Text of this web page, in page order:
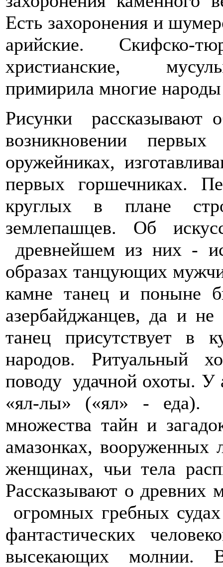
Есть захоронения и
арийские. Скифско-
христианские,
примирила многие
Рисунки рассказывают
возникновении
оружейниках,
первых горшечниках.
круглых в плане
землепашцев. Об
древнейшем из них -
образах танцующих
камне танец и поныне
азербайджанцев, да и не
танец присутствует в
народов. Ритуальный
поводу удачной охоты. У
«ял-лы» («ял» - еда).
множества тайн и
амазонках, вооруженных
женщинах, чьи тела
Рассказывают о древних
огромных гребных
фантастических
высекающих молнии.